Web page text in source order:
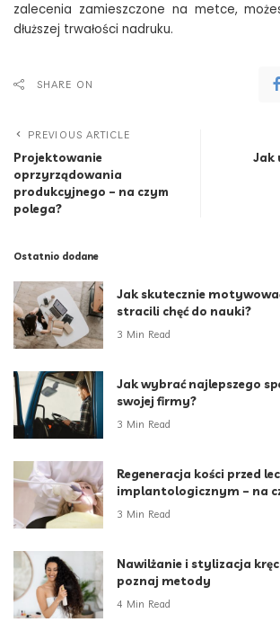
zalecenia zamieszczone na metce,
dłuższej trwałości nadruku.
SHARE ON
PREVIOUS ARTICLE
Projektowanie
oprzyrządowania
produkcyjnego – na czym
polega?
Jak
Ostatnio dodane
Jak skutecznie
stracili chęć do nauki?
3 Min Read
Jak wybrać najlepszego
swojej firmy?
3 Min Read
Regeneracja kości przed
implantologicznym – na
3 Min Read
Nawilżanie i stylizacja
poznaj metody
4 Min Read